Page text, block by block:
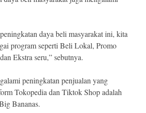
daya beli masyarakat ini, kita
program seperti Beli Lokal, Promo
Ekstra seru,” sebutnya.
peningkatan penjualan yang
Tokopedia dan Tiktok Shop adalah
Bananas.